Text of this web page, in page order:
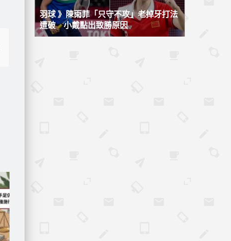
羽球 》陳雨菲「只守不攻」老掉牙打法
遭破 小戴點出致勝原因